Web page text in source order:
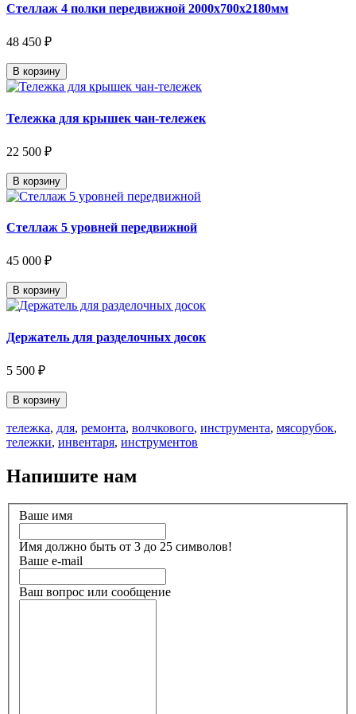
Стеллаж 4 полки передвижной 2000х700х2180мм
48 450 ₽
В корзину
Тележка для крышек чан-тележек
22 500 ₽
В корзину
Стеллаж 5 уровней передвижной
45 000 ₽
В корзину
Держатель для разделочных досок
5 500 ₽
В корзину
тележка, для, ремонта, волчкового, инструмента, мясорубок,
тележки, инвентаря, инструментов
Напишите нам
Ваше имя
Имя должно быть от 3 до 25 символов!
Ваше e-mail
Ваш вопрос или сообщение